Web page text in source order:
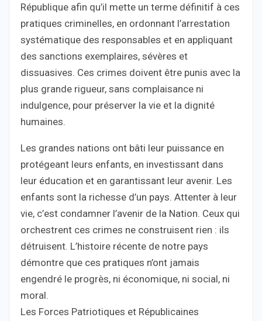
République afin qu’il mette un terme définitif à ces
pratiques criminelles, en ordonnant l’arrestation
systématique des responsables et en appliquant
des sanctions exemplaires, sévères et
dissuasives. Ces crimes doivent être punis avec la
plus grande rigueur, sans complaisance ni
indulgence, pour préserver la vie et la dignité
humaines.
Les grandes nations ont bâti leur puissance en
protégeant leurs enfants, en investissant dans
leur éducation et en garantissant leur avenir. Les
enfants sont la richesse d’un pays. Attenter à leur
vie, c’est condamner l’avenir de la Nation. Ceux qui
orchestrent ces crimes ne construisent rien : ils
détruisent. L’histoire récente de notre pays
démontre que ces pratiques n’ont jamais
engendré le progrès, ni économique, ni social, ni
moral.
Les Forces Patriotiques et Républicaines